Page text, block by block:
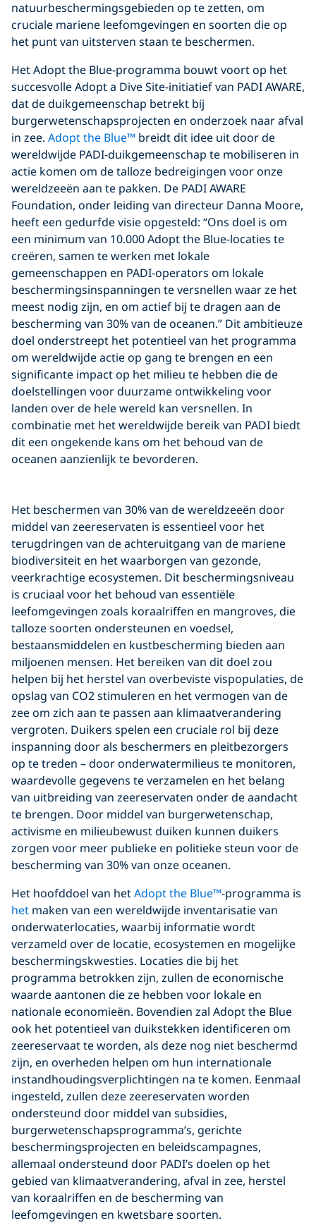
natuurbeschermingsgebieden op te zetten, om
cruciale mariene leefomgevingen en soorten die op
het punt van uitsterven staan te beschermen.
Het Adopt the Blue-programma bouwt voort op het
succesvolle Adopt a Dive Site-initiatief van PADI AWARE,
dat de duikgemeenschap betrekt bij
burgerwetenschapsprojecten en onderzoek naar afval
in zee. Adopt the Blue™ breidt dit idee uit door de
wereldwijde PADI-duikgemeenschap te mobiliseren in
actie komen om de talloze bedreigingen voor onze
wereldzeeën aan te pakken. De PADI AWARE
Foundation, onder leiding van directeur Danna Moore,
heeft een gedurfde visie opgesteld: “Ons doel is om
een minimum van 10.000 Adopt the Blue-locaties te
creëren, samen te werken met lokale
gemeenschappen en PADI-operators om lokale
beschermingsinspanningen te versnellen waar ze het
meest nodig zijn, en om actief bij te dragen aan de
bescherming van 30% van de oceanen.” Dit ambitieuze
doel onderstreept het potentieel van het programma
om wereldwijde actie op gang te brengen en een
significante impact op het milieu te hebben die de
doelstellingen voor duurzame ontwikkeling voor
landen over de hele wereld kan versnellen. In
combinatie met het wereldwijde bereik van PADI biedt
dit een ongekende kans om het behoud van de
oceanen aanzienlijk te bevorderen.
Click to display the embedded
YouTube video
Het beschermen van 30% van de wereldzeeën door
middel van zeereservaten is essentieel voor het
terugdringen van de achteruitgang van de mariene
biodiversiteit en het waarborgen van gezonde,
veerkrachtige ecosystemen. Dit beschermingsniveau
is cruciaal voor het behoud van essentiële
leefomgevingen zoals koraalriffen en mangroves, die
talloze soorten ondersteunen en voedsel,
bestaansmiddelen en kustbescherming bieden aan
miljoenen mensen. Het bereiken van dit doel zou
helpen bij het herstel van overbeviste vispopulaties, de
opslag van CO2 stimuleren en het vermogen van de
zee om zich aan te passen aan klimaatverandering
vergroten. Duikers spelen een cruciale rol bij deze
inspanning door als beschermers en pleitbezorgers
op te treden – door onderwatermilieus te monitoren,
waardevolle gegevens te verzamelen en het belang
van uitbreiding van zeereservaten onder de aandacht
te brengen. Door middel van burgerwetenschap,
activisme en milieubewust duiken kunnen duikers
zorgen voor meer publieke en politieke steun voor de
bescherming van 30% van onze oceanen.
Het hoofddoel van hetAdopt the Blue™-programma is
het maken van een wereldwijde inventarisatie van
onderwaterlocaties, waarbij informatie wordt
verzameld over de locatie, ecosystemen en mogelijke
beschermingskwesties. Locaties die bij het
programma betrokken zijn, zullen de economische
waarde aantonen die ze hebben voor lokale en
nationale economieën. Bovendien zal Adopt the Blue
ook het potentieel van duikstekken identificeren om
zeereservaat te worden, als deze nog niet beschermd
zijn, en overheden helpen om hun internationale
instandhoudingsverplichtingen na te komen. Eenmaal
ingesteld, zullen deze zeereservaten worden
ondersteund door middel van subsidies,
burgerwetenschapsprogramma’s, gerichte
beschermingsprojecten en beleidscampagnes,
allemaal ondersteund door PADI’s doelen op het
gebied van klimaatverandering, afval in zee, herstel
van koraalriffen en de bescherming van
leefomgevingen en kwetsbare soorten.